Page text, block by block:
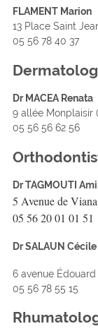
FLAMENT Marion
13 Place Saint
05 56 78 40 37
Dr MACEA Renata
9 allée Monplaisir
05 56 56 62 56
Dr TAGMOUTI
5 Avenue de Viana
05 56 20 01 01 51
Dr SALAUN
6 avenue
05 56 78 55 15